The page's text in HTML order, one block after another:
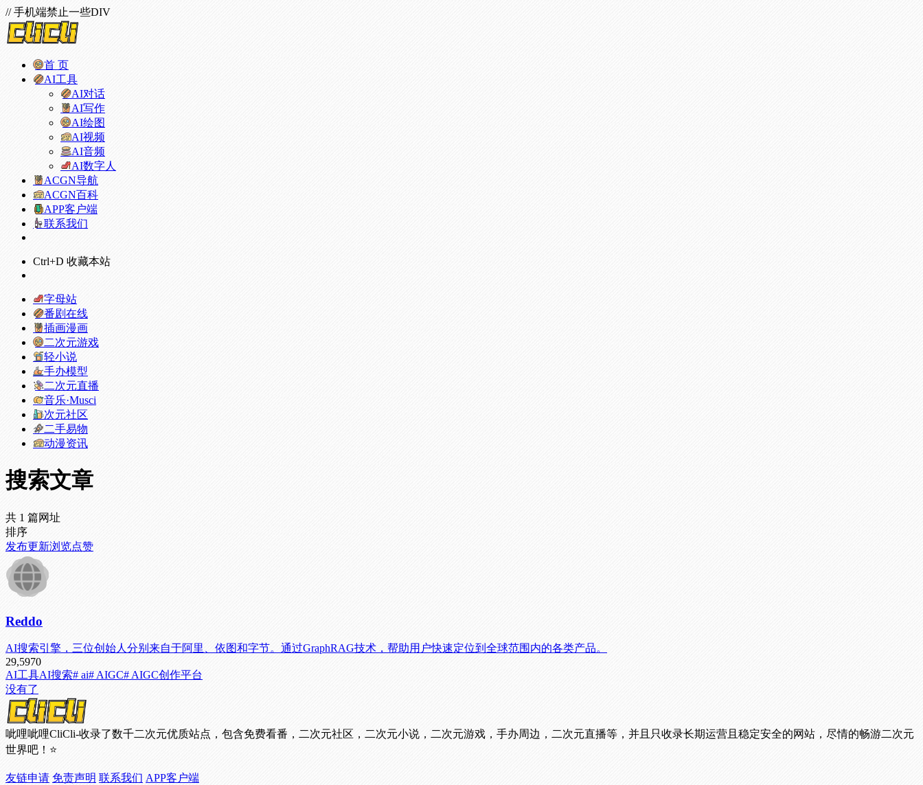
// 手机端禁止一些DIV
首 页
AI工具
AI对话
AI写作
AI绘图
AI视频
AI音频
AI数字人
ACGN导航
ACGN百科
APP客户端
联系我们
Ctrl+D 收藏本站
字母站
番剧在线
插画漫画
二次元游戏
轻小说
手办模型
二次元直播
音乐·Musci
次元社区
二手易物
动漫资讯
搜索文章
共 1 篇网址
排序
发布更新浏览点赞
Reddo
AI搜索引擎，三位创始人分别来自于阿里、依图和字节。通过GraphRAG技术，帮助用户快速定位到全球范围内的各类产品。
29,5970
AI工具AI搜索# ai# AIGC# AIGC创作平台
没有了
呲哩呲哩CliCli-收录了数千二次元优质站点，包含免费看番，二次元社区，二次元小说，二次元游戏，手办周边，二次元直播等，并且只收录长期运营且稳定安全的网站，尽情的畅游二次元
世界吧！⭐
友链申请 免责声明 联系我们 APP客户端